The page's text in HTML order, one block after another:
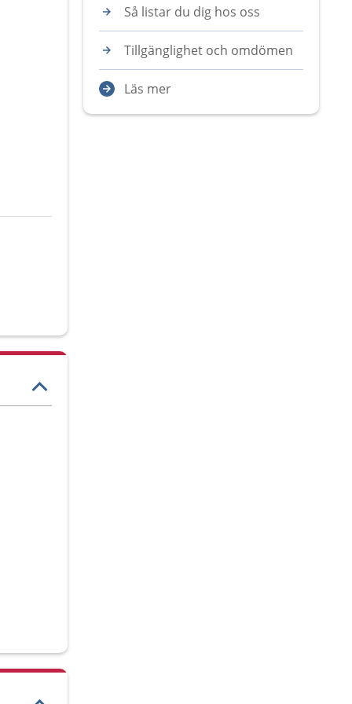
Så listar du dig hos oss
Tillgänglighet och omdömen
Läs mer